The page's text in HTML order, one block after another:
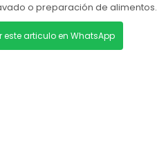
o preparación de alimentos.
este articulo en WhatsApp